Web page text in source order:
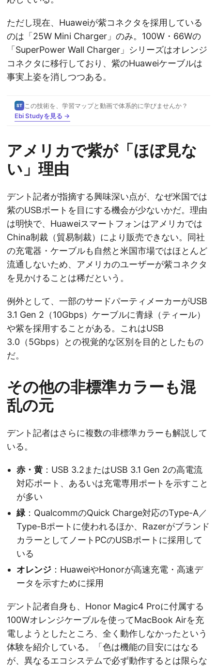
ただし現在、Huaweiが紫コネクタを採用している
のは「25W Mini Charger」のみ。100W・66Wの
「SuperPower Wall Charger」シリーズはオレンジ
コネクタに移行しており、紫のHuaweiケーブルは
事実上姿を消しつつある。
ST
この技術を、学習マップと動画で体系的に学びませんか？
Ebi Studyを見る →
アメリカで紫が「ほぼ見な
い」理由
デント記者が指摘する興味深い点が、なぜ米国では
紫のUSBポートを目にする機会が少ないかだ。理由
は明快で、Huaweiスマートフォンはアメリカでは
China制裁（貿易制裁）により販売できない。同社
の充電器・ケーブルも自然と米国市場ではほとんど
流通しないため、アメリカのユーザーが紫コネクタ
を見かけることは稀だという。
例外として、一部のサードパーティメーカーがUSB
3.1 Gen 2（10Gbps）ケーブルに青緑（ティール）
や紫を採用することがある。これはUSB
3.0（5Gbps）との視覚的な区別を目的としたもの
だ。
その他の非標準カラーも混
乱の元
デント記者はさらに複数の非標準カラーも解説して
いる。
赤・黄 ：USB 3.2またはUSB 3.1 Gen 2の高電流
対応ポート、あるいは充電専用ポートを示すこと
が多い
緑：QualcommのQuick Charge対応のType-A／
Type-Bポートに使われるほか、Razerがブランド
カラーとしてノートPCのUSBポートに採用して
いる
オレンジ ：HuaweiやHonorが高速充電・高速デ
ータを示すために採用
デント記者自身も、Honor Magic4 Proに付属する
100Wオレンジケーブルを使ってMacBook Airを充
電しようとしたところ、全く動作しなかったという
体験を紹介している。「色は機能の目安にはなる
が、異なるエコシステムで必ず動作するとは限らな